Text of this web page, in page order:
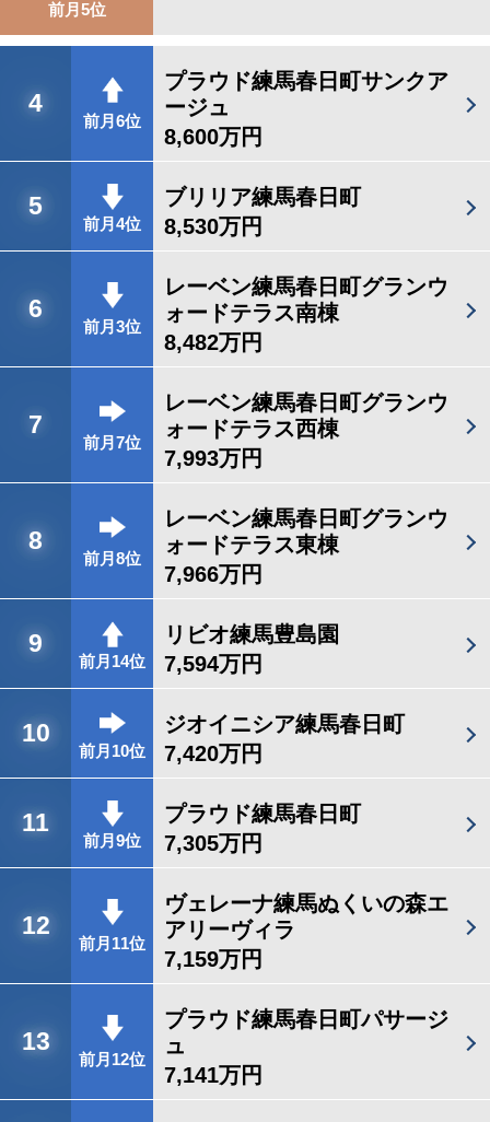
前月5位
4
前月6位
プラウド練馬春日町サンクア
ージュ
8,600万円
5
前月4位
ブリリア練馬春日町
8,530万円
6
前月3位
レーベン練馬春日町グランウ
ォードテラス南棟
8,482万円
7
前月7位
レーベン練馬春日町グランウ
ォードテラス西棟
7,993万円
8
前月8位
レーベン練馬春日町グランウ
ォードテラス東棟
7,966万円
9
前月14位
リビオ練馬豊島園
7,594万円
10
前月10位
ジオイニシア練馬春日町
7,420万円
11
前月9位
プラウド練馬春日町
7,305万円
12
前月11位
ヴェレーナ練馬ぬくいの森エ
アリーヴィラ
7,159万円
13
前月12位
プラウド練馬春日町パサージ
ュ
7,141万円